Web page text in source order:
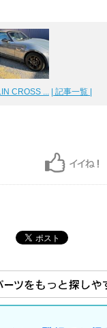
CROSS ... | 記事一覧 |